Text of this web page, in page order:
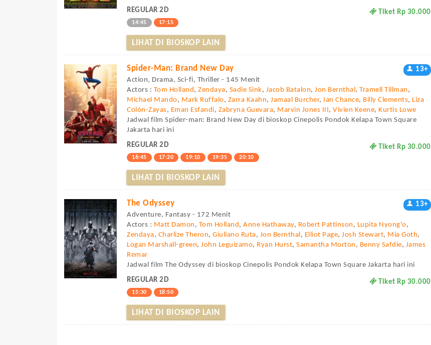
REGULAR 2D
Tiket Rp 30.000
14:45 17:15
LIHAT DI BIOSKOP LAIN
Spider-Man: Brand New Day
13+
Action, Drama, Sci-fi, Thriller - 145 Menit
Actors : Tom Holland,Zendaya, Sadie Sink, Jacob Batalon,Jon Bernthal,Tramell Tillman ,
Michael Mando, Mark Ruffalo, Zarra Kaahn,Jamaal Burcher, Ian Chance, Billy Clements, Liza
Colón-Zayas, Eman Esfandi, Zabryna Guevara, Marvin Jones III,Vivien Keene,Kurtis Lowe
Jadwal film Spider-man: Brand New Day di bioskop Cinepolis Pondok Kelapa Town Square
Jakarta hari ini
REGULAR 2D
Tiket Rp 30.000
16:45 17:20 19:10 19:35 20:10
LIHAT DI BIOSKOP LAIN
The Odyssey
13+
Adventure, Fantasy - 172 Menit
Actors : Matt Damon , Tom Holland,Anne Hathaway, Robert Pattinson , Lupita Nyong'o,
Zendaya, Charlize Theron,Giuliano Ruta, Jon Bernthal, Elliot Page,Josh Stewart, Mia Goth,
Logan Marshall-green,John Leguizamo, Ryan Hurst,Samantha Morton , Benny Safdie, James
Remar
Jadwal film The Odyssey di bioskop Cinepolis Pondok Kelapa Town Square Jakarta hari ini
REGULAR 2D
Tiket Rp 30.000
15:30 18:50
LIHAT DI BIOSKOP LAIN